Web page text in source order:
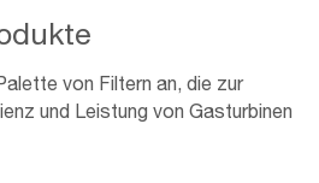
von Filtern an, die zur
und Leistung von Gasturbinen